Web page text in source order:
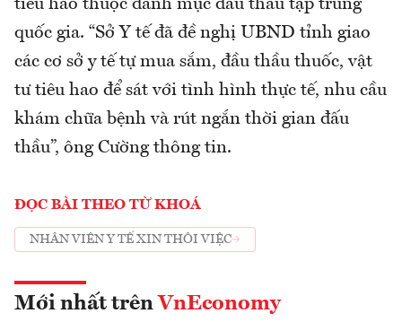
tiêu hao thuộc danh mục đấu thầu tập trung
quốc gia. “Sở Y tế đã đề nghị UBND tỉnh giao
các cơ sở y tế tự mua sắm, đầu thầu thuốc, vật
tư tiêu hao để sát với tình hình thực tế, nhu cầu
khám chữa bệnh và rút ngắn thời gian đấu
thầu”, ông Cường thông tin.
ĐỌC BÀI THEO TỪ KHOÁ
NHÂN VIÊN Y TẾ XIN THÔI VIỆC
Mới nhất trên VnEconomy